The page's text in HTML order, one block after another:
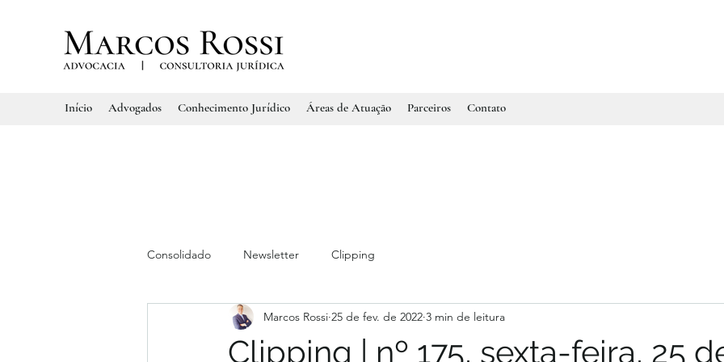
Início Advogados Conhecimento Jurídico Áreas de Atuação Parceiros Contato
Consolidado Newsletter Clipping
Clipping | nº 175, sexta-feira, 25
Marcos Rossi 25 de fev. de 2022 3 min de leitura